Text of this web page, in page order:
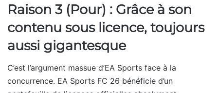
Raison 3 (Pour) : Grâce à son
contenu sous licence, toujours
aussi gigantesque
C’est l’argument massue d’EA Sports face à la
concurrence. EA Sports FC 26 bénéficie d’un